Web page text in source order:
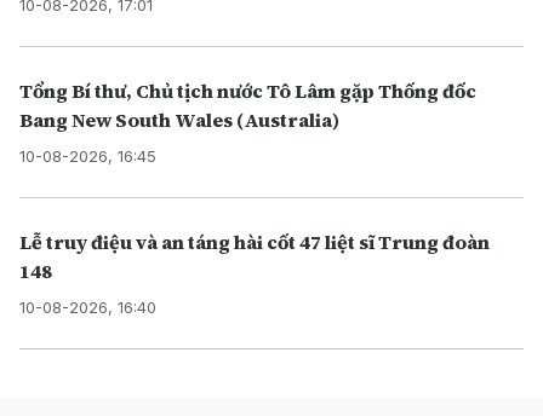
10-08-2026, 17:01
Tổng Bí thư, Chủ tịch nước Tô Lâm gặp Thống đốc
Bang New South Wales (Australia)
10-08-2026, 16:45
Lễ truy điệu và an táng hài cốt 47 liệt sĩ Trung đoàn
148
10-08-2026, 16:40